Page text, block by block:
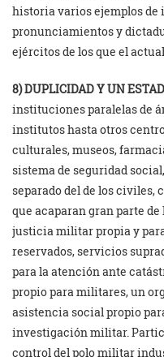
historia varios ejemplos
pronunciamientos y
ejércitos de los que el
8) DUPLICIDAD Y UN
instituciones paralelas de
institutos hasta otros
culturales, museos,
sistema de seguridad
separado del de los
que acaparan gran parte
justicia militar propia y
reservados, servicios
para la atención ante
propio para militares, un
asistencia social propio
investigación militar.
control del polo militar